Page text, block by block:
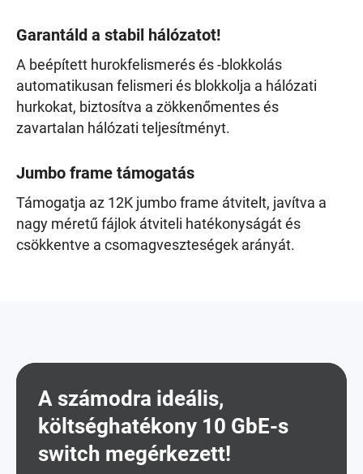
Garantáld a stabil hálózatot!
A beépített hurokfelismerés és -blokkolás
automatikusan felismeri és blokkolja a hálózati
hurkokat, biztosítva a zökkenőmentes és
zavartalan hálózati teljesítményt.
Jumbo frame támogatás
Támogatja az 12K jumbo frame átvitelt, javítva a
nagy méretű fájlok átviteli hatékonyságát és
csökkentve a csomagveszteségek arányát.
A számodra ideális,
költséghatékony 10 GbE-s
switch megérkezett!